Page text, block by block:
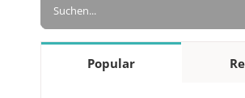
Popular